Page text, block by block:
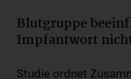
Blutgruppe
Impfantwort
Studie ordnet